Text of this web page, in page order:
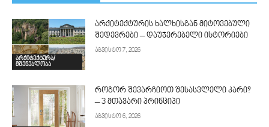
არქიტექტურა/
მშენებლობა
არქიტექტურის ხალხისგან მიტოვებული
შედევრები – დაუჯერებელი ისტორიები
აგვისტო 7, 2026
როგორ შევარჩიოთ შესასვლელი კარი?
– 3 მთავარი პრინციპი
აგვისტო 6, 2026